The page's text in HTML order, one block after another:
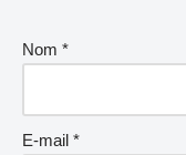
Nom *
E-mail *